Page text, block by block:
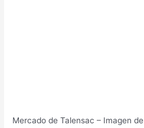
Mercado de Talensac – Imagen de